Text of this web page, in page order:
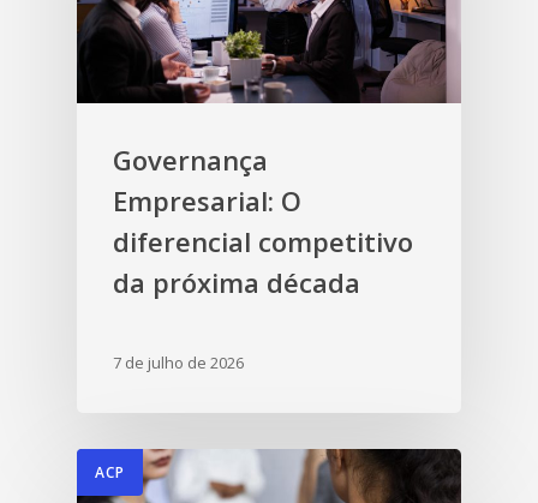
Governança
Empresarial: O
diferencial competitivo
da próxima década
7 de julho de 2026
ACP